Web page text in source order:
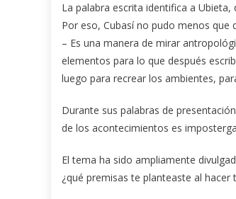
La palabra escrita identifica a
Por eso, Cubasí no pudo menos
– Es una manera de mirar
elementos para lo que después
luego para recrear los ambientes,
Durante sus palabras de
de los acontecimientos es
El tema ha sido ampliamente
¿qué premisas te planteaste al